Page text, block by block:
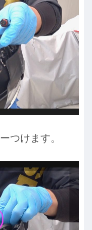
つけます。